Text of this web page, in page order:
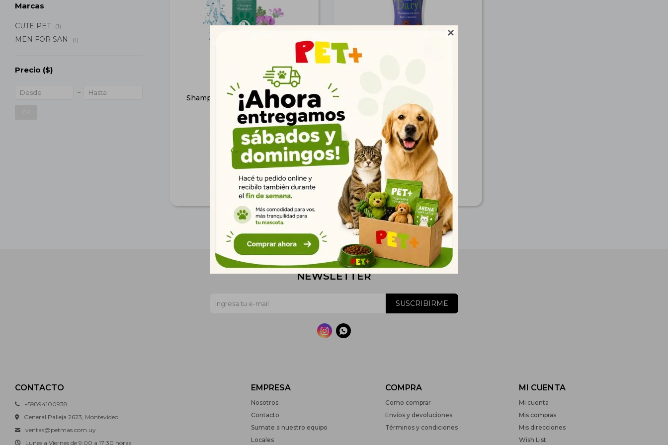

Shampoo P/Gatos Repelente de
Insectos 300 ml
$ 525
$ 379
$ 425
$ 295
$ 213
$ 239
Marcas
CUTE PET (1)
MEN FOR SAN (1)
Precio ($)
CONTACTO
+59894100938
General Palleja 2623, Montevideo
ventas@petmas.com.uy
Lunes a Viernes de 9:00 a 17:30 horas
EMPRESA
Nosotros
Contacto
Sumate a nuestro equipo
Locales
COMPRA
Como comprar
Envíos y devoluciones
Términos y condiciones
MI CUENTA
Mi cuenta
Mis compras
Mis direcciones
Wish List
NEWSLETTER
SUSCRIBIRME
 